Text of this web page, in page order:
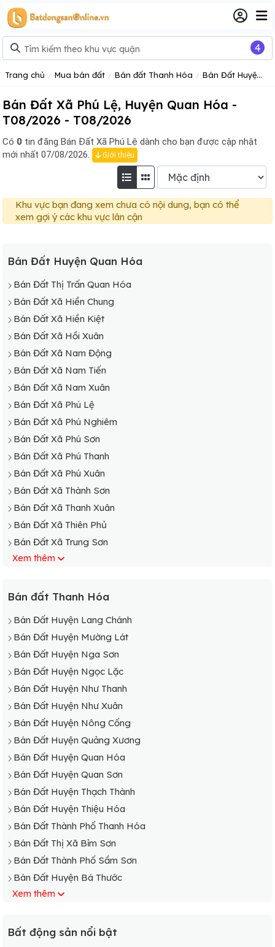
Trang chủ Mua bán đất Bán đất Thanh Hóa Bán Đất Huyện Quan Hóa Tỉnh Thanh Hóa
Bán Đất Xã Phú Lệ, Huyện Quan Hóa -
T08/2026 - T08/2026
Có 0 tin đăng Bán Đất Xã Phú Lệ dành cho bạn được cập nhật
mới nhất 07/08/2026.
Giới thiệu
Khu vực bạn đang xem chưa có nội dung, bạn có thể
xem gợi ý các khu vực lân cận
Bán Đất Huyện Quan Hóa
Bán Đất Thị Trấn Quan Hóa
Bán Đất Xã Hiền Chung
Bán Đất Xã Hiền Kiệt
Bán Đất Xã Hồi Xuân
Bán Đất Xã Nam Động
Bán Đất Xã Nam Tiến
Bán Đất Xã Nam Xuân
Bán Đất Xã Phú Lệ
Bán Đất Xã Phú Nghiêm
Bán Đất Xã Phú Sơn
Bán Đất Xã Phú Thanh
Bán Đất Xã Phú Xuân
Bán Đất Xã Thành Sơn
Bán Đất Xã Thanh Xuân
Bán Đất Xã Thiên Phủ
Bán Đất Xã Trung Sơn
Bán Đất Xã Trung Thành
Xem thêm
Bán đất Thanh Hóa
Bán Đất Huyện Lang Chánh
Bán Đất Huyện Mường Lát
Bán Đất Huyện Nga Sơn
Bán Đất Huyện Ngọc Lặc
Bán Đất Huyện Như Thanh
Bán Đất Huyện Như Xuân
Bán Đất Huyện Nông Cống
Bán Đất Huyện Quảng Xương
Bán Đất Huyện Quan Hóa
Bán Đất Huyện Quan Sơn
Bán Đất Huyện Thạch Thành
Bán Đất Huyện Thiệu Hóa
Bán Đất Thành Phố Thanh Hóa
Bán Đất Thị Xã Bỉm Sơn
Bán Đất Thành Phố Sầm Sơn
Bán Đất Huyện Bá Thước
Bán Đất Huyện Cẩm Thủy
Bán Đất Huyện Hà Trung
Xem thêm
Bất động sản nổi bật
4